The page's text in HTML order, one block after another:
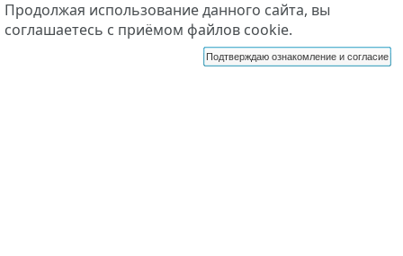
Продолжая использование данного сайта, вы
соглашаетесь с приёмом файлов cookie.
Подтверждаю ознакомление и согласие